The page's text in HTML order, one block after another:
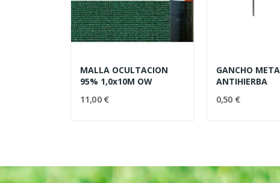
MALLA OCULTACION
95% 1,0x10M OW
11,00 €
GANCHO
ANTIHIERBA
0,50 €